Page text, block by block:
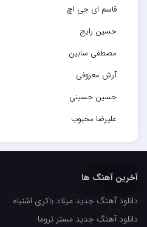
قاسم ای جی اچ
حسین رایج
مصطفی سابین
آرش معروفی
حسین حسینی
علیرضا محبوب
حسین حصارکی
کاپیتان
مجید رضوی
آخرین آهنگ ها
دانلود آهنگ جدید میلاد باکری اشتباه
دانلود آهنگ جدید مستر تروما